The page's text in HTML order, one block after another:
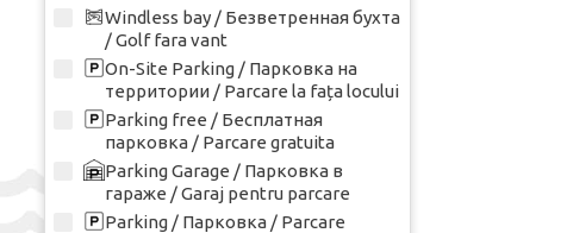
Windless bay / Безветренная бухта
/ Golf fara vant
On-Site Parking / Парковка на
территории / Parcare la fața locului
Parking free / Бесплатная
парковка / Parcare gratuita
Parking Garage / Парковка в
гараже / Garaj pentru parcare
Parking / Парковка / Parcare